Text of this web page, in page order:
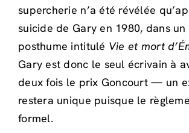
supercherie n’a été révélée
suicide de Gary en 1980, dans
posthume intitulé Vie et mort
Gary est donc le seul écrivain à
deux fois le prix Goncourt — un
restera unique puisque le
formel.